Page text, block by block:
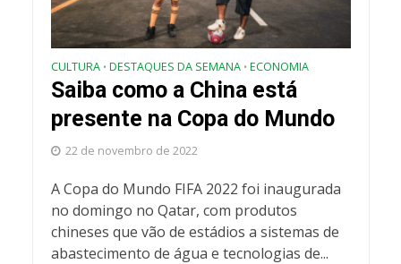
CULTURA • DESTAQUES DA SEMANA • ECONOMIA
Saiba como a China está
presente na Copa do Mundo
22 de novembro de 2022
A Copa do Mundo FIFA 2022 foi inaugurada
no domingo no Qatar, com produtos
chineses que vão de estádios a sistemas de
abastecimento de água e tecnologias de...